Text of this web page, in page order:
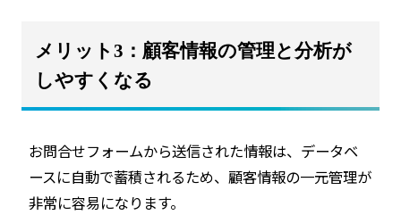
メリット3：顧客情報の管理と分析が
しやすくなる
お問合せフォームから送信された情報は、データベ
ースに自動で蓄積されるため、顧客情報の一元管理が
非常に容易になります。